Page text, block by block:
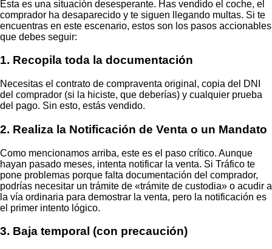
Esta es una situación desesperante. Has vendido el coche, el
comprador ha desaparecido y te siguen llegando multas. Si te
encuentras en este escenario, estos son los pasos accionables
que debes seguir:
1. Recopila toda la documentación
Necesitas el contrato de compraventa original, copia del DNI
del comprador (si la hiciste, que deberías) y cualquier prueba
del pago. Sin esto, estás vendido.
2. Realiza la Notificación de Venta o un Mandato
Como mencionamos arriba, este es el paso crítico. Aunque
hayan pasado meses, intenta notificar la venta. Si Tráfico te
pone problemas porque falta documentación del comprador,
podrías necesitar un trámite de «trámite de custodia» o acudir a
la vía ordinaria para demostrar la venta, pero la notificación es
el primer intento lógico.
3. Baja temporal (con precaución)